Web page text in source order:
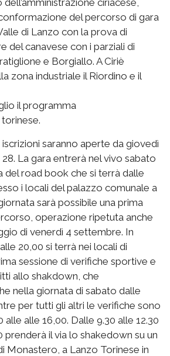
del percorso di gara
di Lanzo con la prova di
del canavese con i parziali di
e Borgiallo. A Ciriè
zona industriale il Riordino e il
il programma
saranno aperte da giovedì
La gara entrerà nel vivo sabato
del road book che si terrà dalle
i locali del palazzo comunale a
sarà possibile una prima
operazione ripetuta anche
di venerdì 4 settembre. In
20,00 si terrà nei locali di
sessione di verifiche sportive e
allo shakdown, che
nella giornata di sabato dalle
per tutti gli altri le verifiche sono
alle 16,00. Dalle 9.30 alle 12.30
prenderà il via lo shakedown su un
Monastero, a Lanzo Torinese in